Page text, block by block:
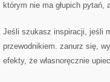
którym nie ma głupich
Jeśli szukasz inspiracji, jeśli
przewodnikiem. zanurz się,
efekty, że własnoręcznie